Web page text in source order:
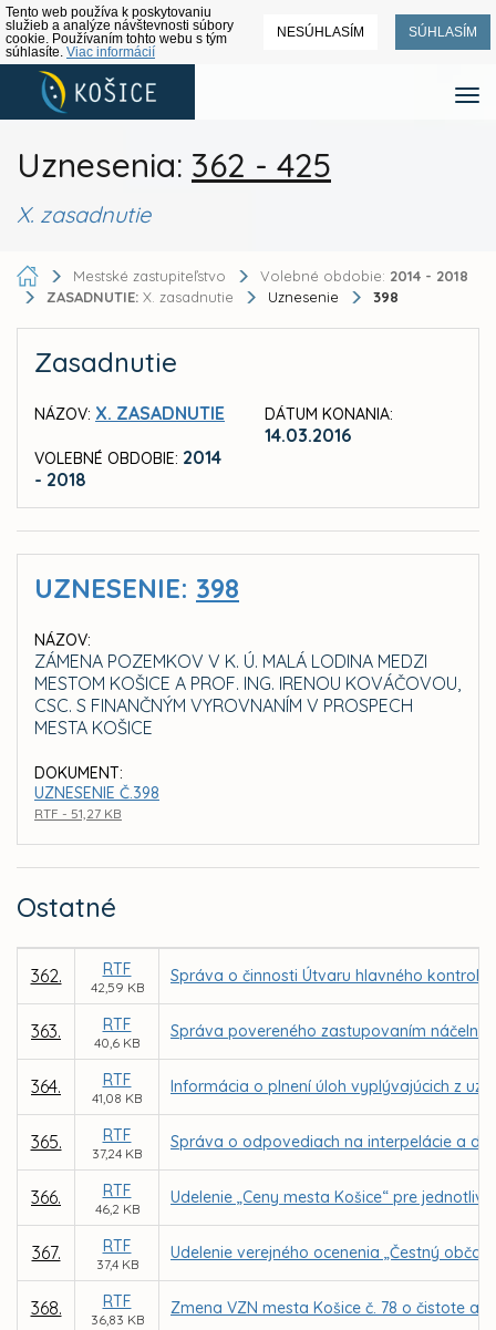
Tento web používa k poskytovaniu
služieb a analýze návštevnosti súbory
cookie. Používaním tohto webu s tým
súhlasíte. Viac informácií
NESÚHLASÍM SÚHLASÍM
Uznesenia: 362 - 425
X. zasadnutie
Mestské zastupiteľstvo Volebné obdobie: 2014 - 2018
ZASADNUTIE: X. zasadnutie Uznesenie 398
Zasadnutie
NÁZOV: X. ZASADNUTIE
VOLEBNÉ OBDOBIE: 2014
- 2018
DÁTUM KONANIA:
14.03.2016
UZNESENIE: 398
NÁZOV:
ZÁMENA POZEMKOV V K. Ú. MALÁ LODINA MEDZI
MESTOM KOŠICE A PROF. ING. IRENOU KOVÁČOVOU,
CSC. S FINANČNÝM VYROVNANÍM V PROSPECH
MESTA KOŠICE
DOKUMENT:
UZNESENIE Č.398
RTF - 51,27 KB
Ostatné
362. RTF
42,59 KB
Správa o činnosti Útvaru hlavného
363. RTF
40,6 KB
Správa povereného zastupovaním náčelníka
364. RTF
41,08 KB
Informácia o plnení úloh vyplývajúcich z
365. RTF
37,24 KB
Správa o odpovediach na interpelácie a
366. RTF
46,2 KB
Udelenie „Ceny mesta Košice“ pre
367. RTF
37,4 KB
Udelenie verejného ocenenia „Čestný občan
368. RTF
36,83 KB
Zmena VZN mesta Košice č. 78 o čistote a